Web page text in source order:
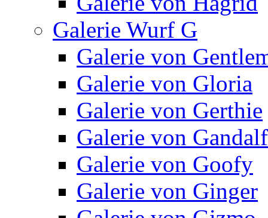
Galerie Wurf G
Galerie von
Galerie von Gloria
Galerie von Gerthie
Galerie von Gandalf
Galerie von Goofy
Galerie von Ginger